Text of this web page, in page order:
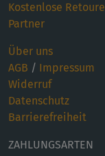
Kostenlose Retoure
Partner
Über uns
AGB / Impressum
Widerruf
Datenschutz
Barrierefreiheit
ZAHLUNGSARTEN